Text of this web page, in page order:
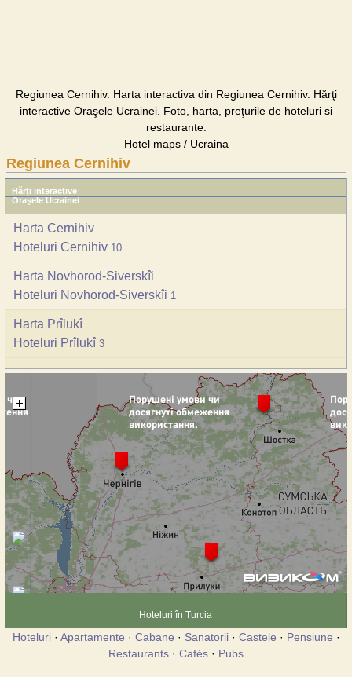
Regiunea Cernihiv. Harta interactiva din Regiunea Cernihiv. Hărţi
interactive Oraşele Ucrainei. Foto, harta, preţurile de hoteluri si
restaurante.
Hotel maps / Ucraina
Regiunea Cernihiv
Hărţi interactive
Oraşele Ucrainei
Harta Cernihiv
Hoteluri Cernihiv 10
Harta Novhorod-Siverskîi
Hoteluri Novhorod-Siverskîi 1
Harta Prîlukî
Hoteluri Prîlukî 3
Hoteluri în Turcia
Hoteluri· Apartamente · Cabane · Sanatorii· Castele · Pensiune ·
Restaurants · Cafés · Pubs